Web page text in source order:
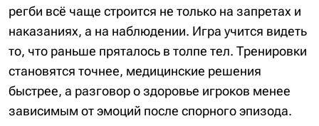
регби всё чаще строится не только на запретах и
наказаниях, а на наблюдении. Игра учится видеть
то, что раньше пряталось в толпе тел. Тренировки
становятся точнее, медицинские решения
быстрее, а разговор о здоровье игроков менее
зависимым от эмоций после спорного эпизода.